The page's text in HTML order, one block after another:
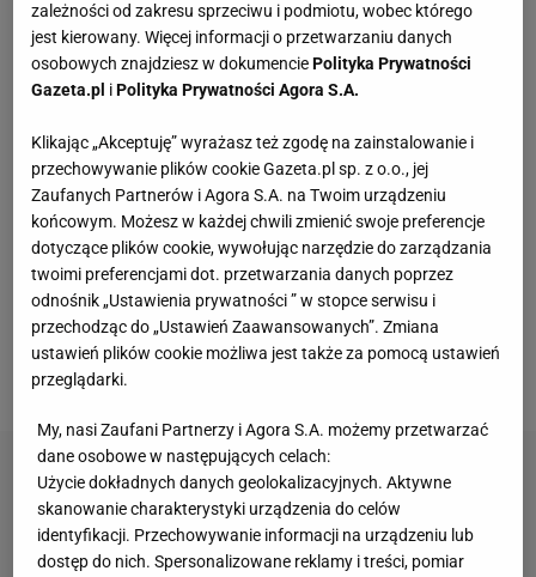
50-tko, te buty od Lasockiego to mięciutki wybór
na jesień
W FACTORY Annopol powstał kort do padla.
Outletowi klienci zagrają za darmo
MATERIAŁ PROMOCYJNY
Sandały Keen to synonim wakacyjnego komfortu
- teraz tańsze o niemal 100 zł
Szerokie spodnie w paski z Zary są teraz tańsze
aż o 41 proc
zależności od zakresu sprzeciwu i podmiotu, wobec którego
jest kierowany. Więcej informacji o przetwarzaniu danych
osobowych znajdziesz w dokumencie Polityka Prywatności
Gazeta.pl i Polityka Prywatności Agora S.A.
Klikając „Akceptuję” wyrażasz też zgodę na zainstalowanie i
przechowywanie plików cookie Gazeta.pl sp. z o.o., jej
Zaufanych Partnerów i Agora S.A. na Twoim urządzeniu
końcowym. Możesz w każdej chwili zmienić swoje preferencje
dotyczące plików cookie, wywołując narzędzie do zarządzania
twoimi preferencjami dot. przetwarzania danych poprzez
odnośnik „Ustawienia prywatności ” w stopce serwisu i
przechodząc do „Ustawień Zaawansowanych”. Zmiana
ustawień plików cookie możliwa jest także za pomocą ustawień
przeglądarki.
My, nasi Zaufani Partnerzy i Agora S.A. możemy przetwarzać
dane osobowe w następujących celach:
Użycie dokładnych danych geolokalizacyjnych. Aktywne
skanowanie charakterystyki urządzenia do celów
identyfikacji. Przechowywanie informacji na urządzeniu lub
dostęp do nich. Spersonalizowane reklamy i treści, pomiar